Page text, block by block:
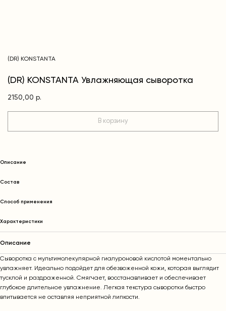
(DR) KONSTANTA Увлажняющая сыворотка
(DR) KONSTANTA
2150,00 р.
В корзину
Описание
Cостав
Способ применения
Характеристики
Описание
Сыворотка с мультимолекулярной гиалуроновой кислотой моментально
увлажняет. Идеально подойдет для обезвоженной кожи, которая выглядит
тусклой и раздраженной. Смягчает, восстанавливает и обеспечивает
глубокое длительное увлажнение. Легкая текстура сыворотки быстро
впитывается не оставляя неприятной липкости.